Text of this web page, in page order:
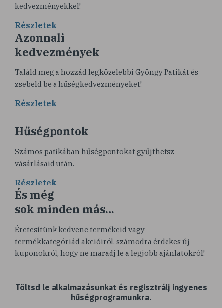
kedvezményekkel!
Részletek
Azonnali
kedvezmények
Találd meg a hozzád legközelebbi Gyöngy Patikát és
zsebeld be a hűségkedvezményeket!
Részletek
Hűségpontok
Számos patikában hűségpontokat gyűjthetsz
vásárlásaid után.
Részletek
És még
sok minden más…
Éretesítünk kedvenc termékeid vagy
termékkategóriád akcióiról, számodra érdekes új
kuponokról, hogy ne maradj le a legjobb ajánlatokról!
Töltsd le alkalmazásunkat és regisztrálj ingyenes
hűségprogramunkra.